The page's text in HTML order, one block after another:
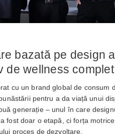
bazată pe design
de wellness complet
cu un brand global de consum
pentru a da viață unui
generație – unul în care
fost doar o etapă, ci forța
proces de dezvoltare.